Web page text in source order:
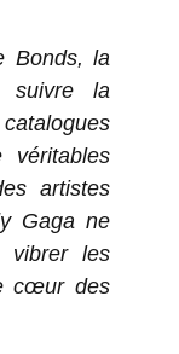
Bonds, la
suivre la
véritables
artistes
Gaga ne
vibrer les
cœur des